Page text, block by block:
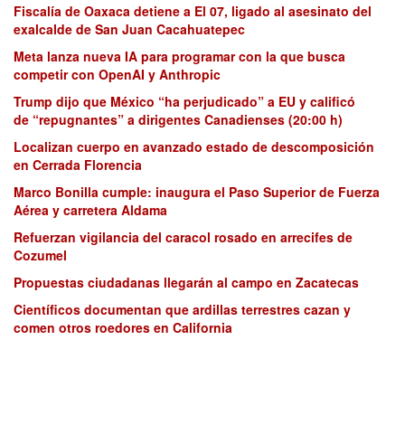
Fiscalía de Oaxaca detiene a El 07, ligado al asesinato del
exalcalde de San Juan Cacahuatepec
Meta lanza nueva IA para programar con la que busca
competir con OpenAI y Anthropic
Trump dijo que México “ha perjudicado” a EU y calificó
de “repugnantes” a dirigentes Canadienses (20:00 h)
Localizan cuerpo en avanzado estado de descomposición
en Cerrada Florencia
Marco Bonilla cumple: inaugura el Paso Superior de Fuerza
Aérea y carretera Aldama
Refuerzan vigilancia del caracol rosado en arrecifes de
Cozumel
Propuestas ciudadanas llegarán al campo en Zacatecas
Científicos documentan que ardillas terrestres cazan y
comen otros roedores en California